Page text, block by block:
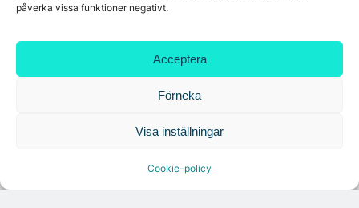
påverka vissa funktioner negativt.
Acceptera
Förneka
Visa inställningar
Cookie-policy
Croisette rådgivare vid fastighetsaffär